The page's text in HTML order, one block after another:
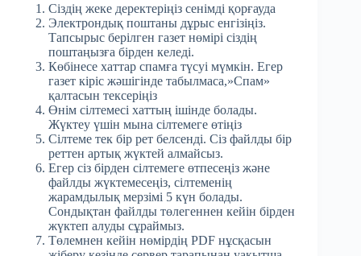
Сіздің жеке деректеріңіз сенімді қорғауда
Электрондық поштаны дұрыс енгізіңіз.
Тапсырыс берілген газет нөмірі сіздің
поштаңызға бірден келеді.
Көбінесе хаттар спамға түсуі мүмкін. Егер
газет кіріс жәшігінде табылмаса,»Спам»
қалтасын тексеріңіз
Өнім сілтемесі хаттың ішінде болады.
Жүктеу үшін мына сілтемеге өтіңіз
Сілтеме тек бір рет белсенді. Сіз файлды бір
реттен артық жүктей алмайсыз.
Егер сіз бірден сілтемеге өтпесеңіз және
файлды жүктемесеңіз, сілтеменің
жарамдылық мерзімі 5 күн болады.
Сондықтан файлды төлегеннен кейін бірден
жүктеп алуды сұраймыз.
Төлемнен кейін нөмірдің PDF нұсқасын